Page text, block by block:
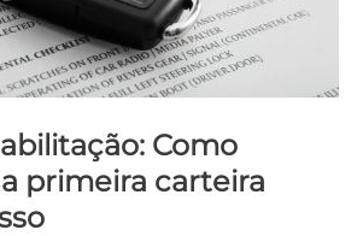
Como
primeira carteira